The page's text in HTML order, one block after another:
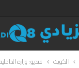
الكويت فيديو: وزارة